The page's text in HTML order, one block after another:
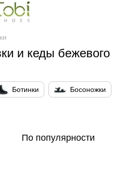
и кеды бежевого
Ботинки Босоножки
По популярности